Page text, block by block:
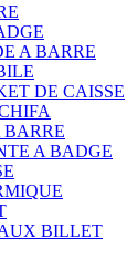
A BARRE
DE CAISSE
BARRE
A BADGE
BILLET